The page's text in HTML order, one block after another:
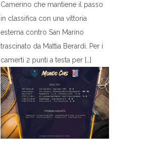
Camerino che mantiene il passo
in classifica con una vittoria
esterna contro San Marino
trascinato da Mattia Berardi. Per i
camerti 2 punti a testa per […]